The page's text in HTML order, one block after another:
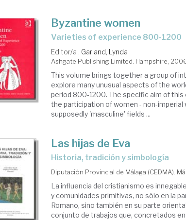
Byzantine women
varieties of experience 800-1200
Editor/a . Garland, Lynda
Ashgate Publishing Limited. Hampshire,
This volume brings together a group of
explore many unusual aspects of the
period 800-1200. The specific aim of
the participation of women - non-imperial
supposedly 'masculine' fields ...
Las hijas de Eva
historia, tradición y simbología
Diputación Provincial de Málaga (CEDMA).
La influencia del cristianismo es
y comunidades primitivas, no sólo en la
Romano, sino también en su parte
conjunto de trabajos que, concretados